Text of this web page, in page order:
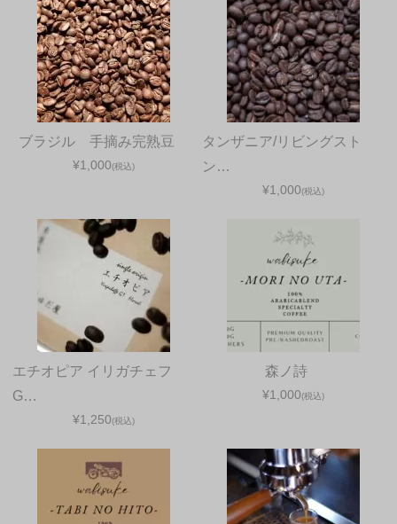
ブラジル 手摘み完熟豆
¥1,000(税込)
タンザニア/リビングスト
ン…
¥1,000(税込)
エチオピア イリガチェフ
G…
¥1,250(税込)
森ノ詩
¥1,000(税込)